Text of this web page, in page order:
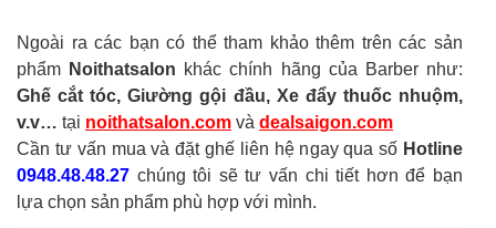
Ngoài ra các bạn có thể tham khảo thêm trên các sản
phẩm Noithatsalon khác chính hãng của Barber như:
Ghế cắt tóc, Giường gội đầu, Xe đẩy thuốc nhuộm,
v.v… tại noithatsalon.com và dealsaigon.com
Cần tư vấn mua và đặt ghế liên hệ ngay qua số Hotline
0948.48.48.27 chúng tôi sẽ tư vấn chi tiết hơn để bạn
lựa chọn sản phẩm phù hợp với mình.